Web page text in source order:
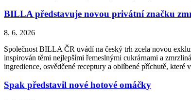
BILLA představuje novou privátní značku
8. 6. 2026
Společnost BILLA ČR uvádí na český trh zcela novou
inspirován těmi nejlepšími řemeslnými cukrárnami a
ingredience, osvědčené receptury a oblíbené příchutě,
Spak představil nové hotové omáčky